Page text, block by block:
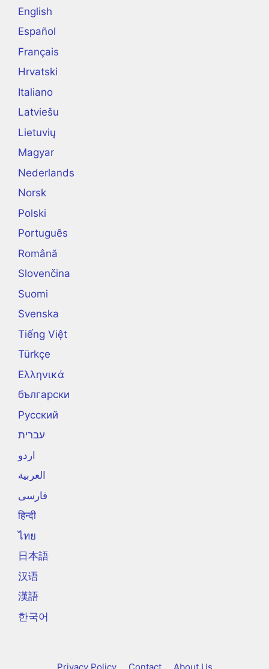
English
Español
Français
Hrvatski
Italiano
Latviešu
Lietuvių
Magyar
Nederlands
Norsk
Polski
Português
Română
Slovenčina
Suomi
Svenska
Tiếng Việt
Türkçe
Ελληνικά
български
Русский
עברית
اردو
العربية
فارسی
हिन्दी
ไทย
日本語
汉语
漢語
한국어
Privacy Policy Contact About Us